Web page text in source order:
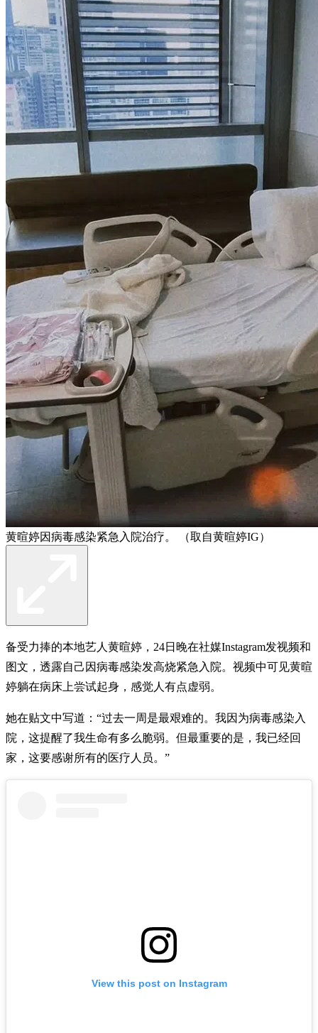
黄暄婷因病毒感染紧急入院治疗。 （取自黄暄婷IG）
备受力捧的本地艺人黄暄婷，24日晚在社媒Instagram发视频和
图文，透露自己因病毒感染发高烧紧急入院。视频中可见黄暄
婷躺在病床上尝试起身，感觉人有点虚弱。
她在贴文中写道：“过去一周是最艰难的。我因为病毒感染入
院，这提醒了我生命有多么脆弱。但最重要的是，我已经回
家，这要感谢所有的医疗人员。”
View this post on Instagram